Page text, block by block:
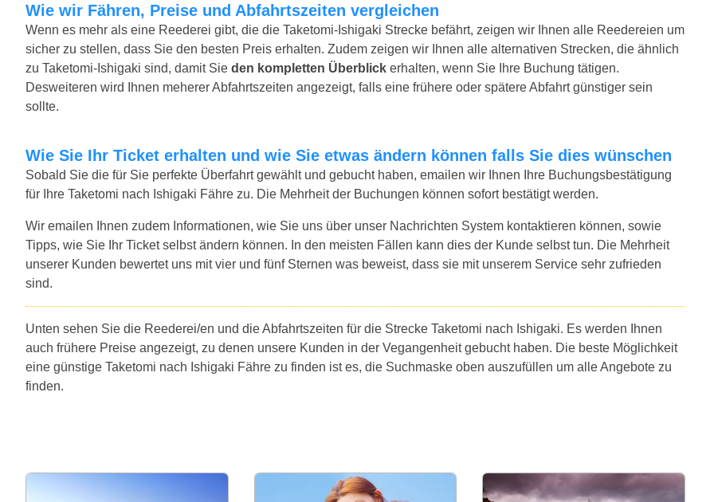
Wie wir Fähren, Preise und Abfahrtszeiten vergleichen
Wenn es mehr als eine Reederei gibt, die die Taketomi-Ishigaki Strecke befährt, zeigen wir Ihnen alle Reedereien um
sicher zu stellen, dass Sie den besten Preis erhalten. Zudem zeigen wir Ihnen alle alternativen Strecken, die ähnlich
zu Taketomi-Ishigaki sind, damit Sie den kompletten Überblick erhalten, wenn Sie Ihre Buchung tätigen.
Desweiteren wird Ihnen meherer Abfahrtszeiten angezeigt, falls eine frühere oder spätere Abfahrt günstiger sein
sollte.
Wie Sie Ihr Ticket erhalten und wie Sie etwas ändern können falls Sie dies wünschen
Sobald Sie die für Sie perfekte Überfahrt gewählt und gebucht haben, emailen wir Ihnen Ihre Buchungsbestätigung
für Ihre Taketomi nach Ishigaki Fähre zu. Die Mehrheit der Buchungen können sofort bestätigt werden.
Wir emailen Ihnen zudem Informationen, wie Sie uns über unser Nachrichten System kontaktieren können, sowie
Tipps, wie Sie Ihr Ticket selbst ändern können. In den meisten Fällen kann dies der Kunde selbst tun. Die Mehrheit
unserer Kunden bewertet uns mit vier und fünf Sternen was beweist, dass sie mit unserem Service sehr zufrieden
sind.
Unten sehen Sie die Reederei/en und die Abfahrtszeiten für die Strecke Taketomi nach Ishigaki. Es werden Ihnen
auch frühere Preise angezeigt, zu denen unsere Kunden in der Vegangenheit gebucht haben. Die beste Möglichkeit
eine günstige Taketomi nach Ishigaki Fähre zu finden ist es, die Suchmaske oben auszufüllen um alle Angebote zu
finden.